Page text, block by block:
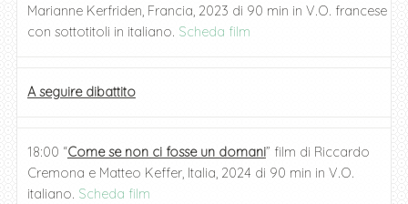
Marianne Kerfriden, Francia, 2023 di 90 min in V.O. francese
con sottotitoli in italiano. Scheda film
A seguire dibattito
18:00 “Come se non ci fosse un domani” film di Riccardo
Cremona e Matteo Keffer, Italia, 2024 di 90 min in V.O.
italiano. Scheda film